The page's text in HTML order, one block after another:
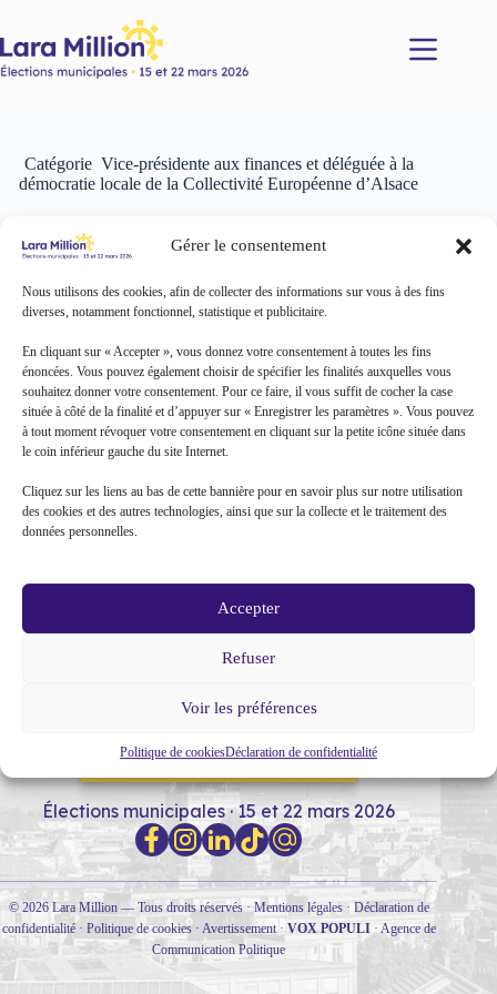
Gérer le consentement
Nous utilisons des cookies, afin de collecter des informations sur vous à des fins
diverses, notamment fonctionnel, statistique et publicitaire.
En cliquant sur « Accepter », vous donnez votre consentement à toutes les fins
énoncées. Vous pouvez également choisir de spécifier les finalités auxquelles vous
souhaitez donner votre consentement. Pour ce faire, il vous suffit de cocher la case
située à côté de la finalité et d’appuyer sur « Enregistrer les paramètres ». Vous pouvez
à tout moment révoquer votre consentement en cliquant sur la petite icône située dans
le coin inférieur gauche du site Internet.
Cliquez sur les liens au bas de cette bannière pour en savoir plus sur notre utilisation
des cookies et des autres technologies, ainsi que sur la collecte et le traitement des
données personnelles.
Accepter
Refuser
Voir les préférences
Politique de cookiesDéclaration de confidentialité
contenu
Catégorie Vice-présidente aux finances et déléguée à la
démocratie locale de la Collectivité Européenne d’Alsace
Aucun
NOTRE PROGRAMME
RENCONTRONS-NOUS !
Élections municipales · 15 et 22 mars 2026
© 2026 Lara Million — Tous droits réservés ·Mentions légales· Déclaration de
confidentialité· Politique de cookies· Avertissement· VOX POPULI· Agence de
Communication Politique